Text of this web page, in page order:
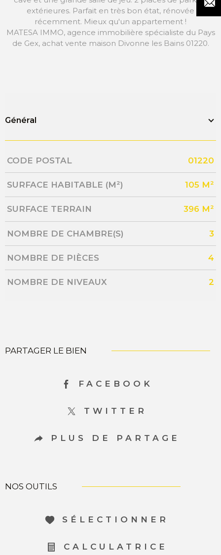
extérieures. Parfait en très bon état, rénovée
récemment. Mieux qu'un appartement !
MATESA IMMO, agence immobilière spécialiste du Pays
de Gex, achat vente maison Divonne les Bains 01220.
Général
Caractérisque Valeurs
CODE POSTAL 01220
SURFACE HABITABLE (M²) 105 M²
SURFACE TERRAIN 396 M²
NOMBRE DE CHAMBRE(S) 3
NOMBRE DE PIÈCES 4
NOMBRE DE NIVEAUX 2
PARTAGER LE BIEN
FACEBOOK
TWITTER
PLUS DE PARTAGE
NOS OUTILS
SÉLECTIONNER
CALCULATRICE